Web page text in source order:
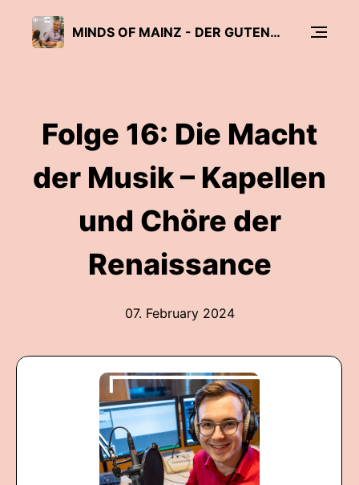
MINDS OF MAINZ - DER GUTENBERG TALK
Folge 16: Die Macht
der Musik – Kapellen
und Chöre der
Renaissance
07. February 2024